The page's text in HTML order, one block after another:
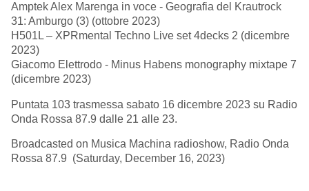
Amptek Alex Marenga in voce - Geografia del Krautrock
31: Amburgo (3) (ottobre 2023)
H501L – XPRmental Techno Live set 4decks 2 (dicembre
2023)
Giacomo Elettrodo - Minus Habens monography mixtape 7
(dicembre 2023)
Puntata 103 trasmessa sabato 16 dicembre 2023 su Radio
Onda Rossa 87.9 dalle 21 alle 23.
Broadcasted on Musica Machina radioshow, Radio Onda
Rossa 87.9 (Saturday, December 16, 2023)